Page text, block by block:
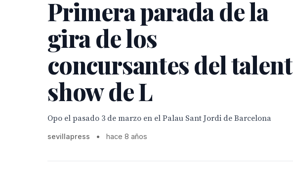
Primera parada de la
gira de los
concursantes del talent
show de L
Opo el pasado 3 de marzo en el Palau Sant Jordi de Barcelona
sevillapress • hace 8 años